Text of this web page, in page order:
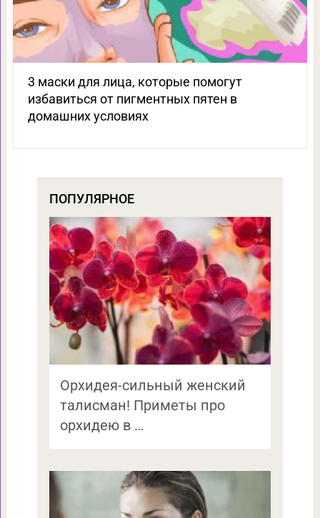
3 маски для лица, которые помогут
избавиться от пигментных пятен в
домашних условиях
ПОПУЛЯРНОЕ
Орхидея-сильный женский
талисман! Приметы про
орхидею в …